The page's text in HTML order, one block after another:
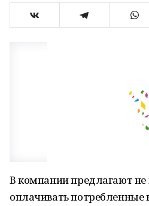
В компании предлагают не
оплачивать